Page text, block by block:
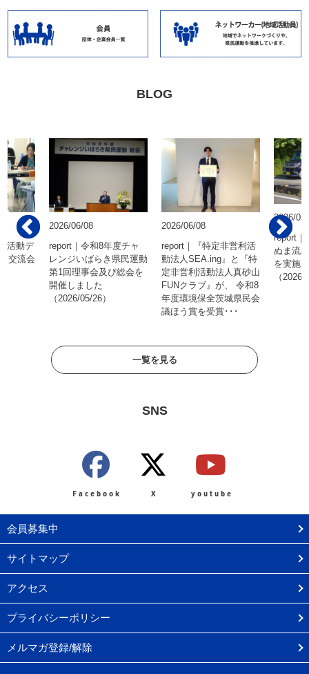
BLOG
活動デ
交流会
2026/06/08
report｜令和8年度チャ
レンジいばらき県民運動
第1回理事会及び総会を
開催しました
（2026/05/26）
2026/06/08
report｜『特定非営利活
動法人SEA.ing』と『特
定非営利活動法人真砂山
FUNクラブ』が、 令和8
年度環境保全茨城県民会
議ほう賞を受賞･･･
2026/
report｜
ぬま流
を実施
（
一覧を見る
SNS
Facebook X youtube
会員募集中
サイトマップ
アクセス
プライバシーポリシー
メルマガ登録/解除